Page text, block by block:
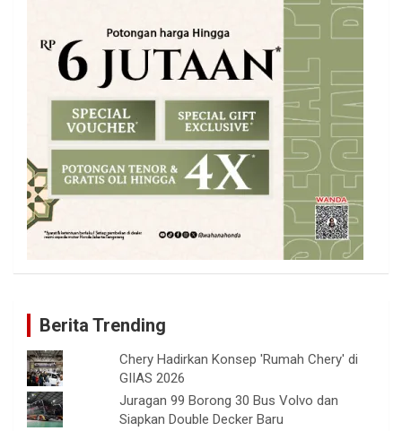
Berita Trending
Chery Hadirkan Konsep 'Rumah Chery' di
GIIAS 2026
Juragan 99 Borong 30 Bus Volvo dan
Siapkan Double Decker Baru